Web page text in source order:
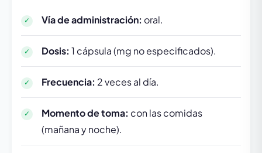
Vía de administración: oral.
Dosis: 1 cápsula (mg no especificados).
Frecuencia: 2 veces al día.
Momento de toma: con las comidas
(mañana y noche).